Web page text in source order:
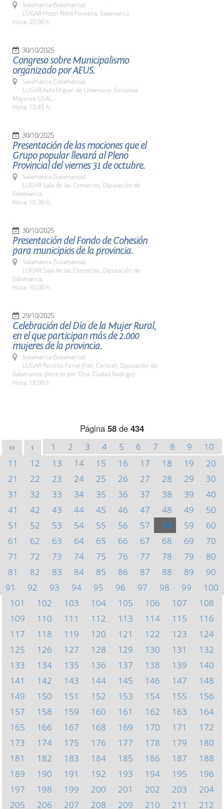
Salamanca (Salamanca)
LUGAR Hotel Abba Fonseca. Salamanca
Hora: 20,00 h.
30/10/2025
Congreso sobre Municipalismo
organizado por AEUS.
Salamanca (Salamanca)
LUGAR Aula Miguel de Unamuno. Escuelas
Mayores USAL.
Hora: 12,45 h.
30/10/2025
Presentación de las mociones que el
Grupo popular llevará al Pleno
Provincial del viernes 31 de octubre.
Salamanca (Salamanca)
LUGAR Sala de las Comarcas, Diputación de
Salamanca.
Hora: 10,30 h.
30/10/2025
Presentación del Fondo de Cohesión
para municipios de la provincia.
Salamanca (Salamanca)
LUGAR Sala de las Comarcas, Diputación de
Salamanca.
Hora: 10,00 h.
29/10/2025
Celebración del Día de la Mujer Rural,
en el que participan más de 2.000
mujeres de la provincia.
Salamanca (Salamanca)
LUGAR Recinto Ferial (Pab. Central), Diputación de
Salamanca. (Acceso por Ctra. Ciudad Rodrigo)
Hora: 18,00 h
Página 58 de 434
<< < 1 2 3 4 5 6 7 8 9
10
11
12 13 14 15 16 17 18 19
20
21
22 23 24 25 26 27 28 29
30
31
32 33 34 35 36 37 38 39
40
41
42 43 44 45 46 47 48 49
50
51
52 53 54 55 56 57 58 59
60
61
62 63 64 65 66 67 68 69
70
71
72 73 74 75 76 77 78 79
80
81
82 83 84 85 86 87 88 89
90
91
92 93 94 95 96 97 98 99
100
101
102 103 104 105 106 107
108
109
110 111 112 113 114 115
116
117
118 119 120 121 122 123
124
125
126 127 128 129 130 131
132
133
134 135 136 137 138 139
140
141
142 143 144 145 146 147
148
149
150 151 152 153 154 155
156
157
158 159 160 161 162 163
164
165
166 167 168 169 170 171
172
173
174 175 176 177 178 179
180
181
182 183 184 185 186 187
188
189
190 191 192 193 194 195
196
197
198 199 200 201 202 203
204
205
206 207 208 209 210 211 212